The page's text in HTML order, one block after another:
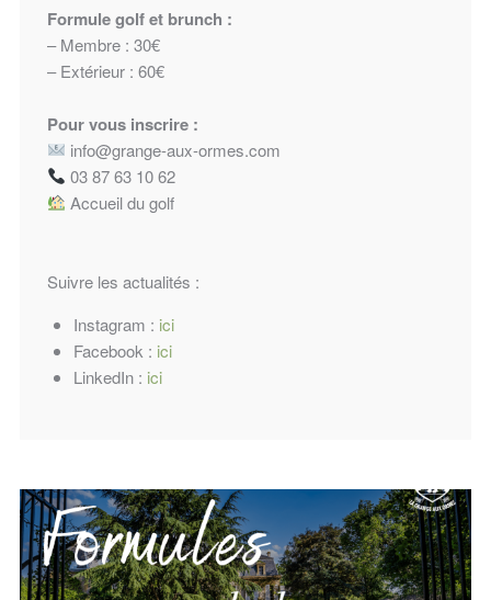
Formule golf et brunch :
– Membre : 30€
– Extérieur : 60€
Pour vous inscrire :
info@grange-aux-ormes.com
03 87 63 10 62
Accueil du golf
Suivre les actualités :
Instagram : ici
Facebook : ici
LinkedIn : ici